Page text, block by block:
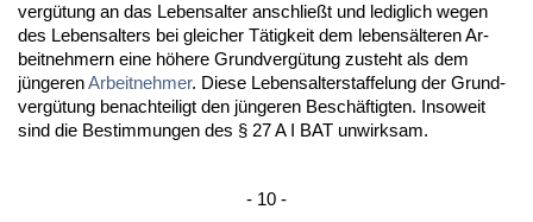
vergütung an das Le­bens­al­ter an­sch­ließt und le­dig­lich we­gen
des Le­bens­al­ters bei glei­cher Tätig­keit dem le­bensälte­ren Ar­
beit­neh­mern ei­ne höhe­re Grund­vergütung zu­steht als dem
jünge­renAr­beit­neh­mer. Die­se Le­bens­al­ter­staf­fe­lung der Grund­
vergütung be­nach­tei­ligt den jünge­ren Beschäftig­ten. In­so­weit
sind die Be­stim­mun­gen des § 27 A I BAT un­wirk­sam.
- 10 -